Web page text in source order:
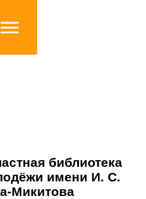
библиотека
имени И. С.
Микитова